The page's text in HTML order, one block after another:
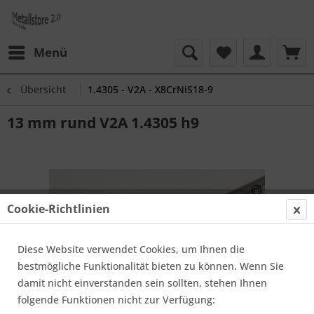
Menü
Übersicht 1.4305 - V2A - X8CrNiS18-9
13 mm rund V2A 1.4305 h9
Cookie-Richtlinien
Diese Website verwendet Cookies, um Ihnen die
bestmögliche Funktionalität bieten zu können. Wenn Sie
damit nicht einverstanden sein sollten, stehen Ihnen
folgende Funktionen nicht zur Verfügung: